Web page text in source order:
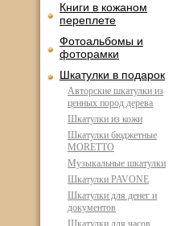
Книги в кожаном
переплете
Фотоальбомы и
фоторамки
Шкатулки в подарок
Авторские шкатулки из
ценных пород дерева
Шкатулки из кожи
Шкатулки бюджетные
MORETTO
Музыкальные шкатулки
Шкатулки PAVONE
Шкатулки для денег и
документов
Шкатулки для часов